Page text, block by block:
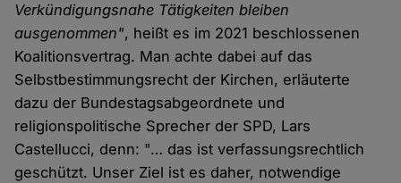
Verkündigungsnahe Tätigkeiten bleiben
ausgenommen", heißt es im 2021 beschlossenen
Koalitionsvertrag. Man achte dabei auf das
Selbstbestimmungsrecht der Kirchen, erläuterte
dazu der Bundestagsabgeordnete und
religionspolitische Sprecher der SPD, Lars
Castellucci, denn: "… das ist verfassungsrechtlich
geschützt. Unser Ziel ist es daher, notwendige